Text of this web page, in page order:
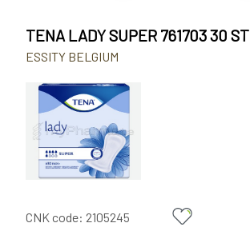
TENA LADY SUPER 761703 30 ST
ESSITY BELGIUM
CNK code: 2105245